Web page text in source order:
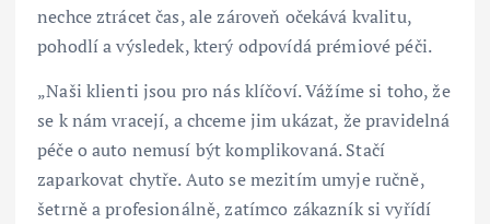
nechce ztrácet čas, ale zároveň očekává kvalitu,
pohodlí a výsledek, který odpovídá prémiové péči.
„Naši klienti jsou pro nás klíčoví. Vážíme si toho, že
se k nám vracejí, a chceme jim ukázat, že pravidelná
péče o auto nemusí být komplikovaná. Stačí
zaparkovat chytře. Auto se mezitím umyje ručně,
šetrně a profesionálně, zatímco zákazník si vyřídí